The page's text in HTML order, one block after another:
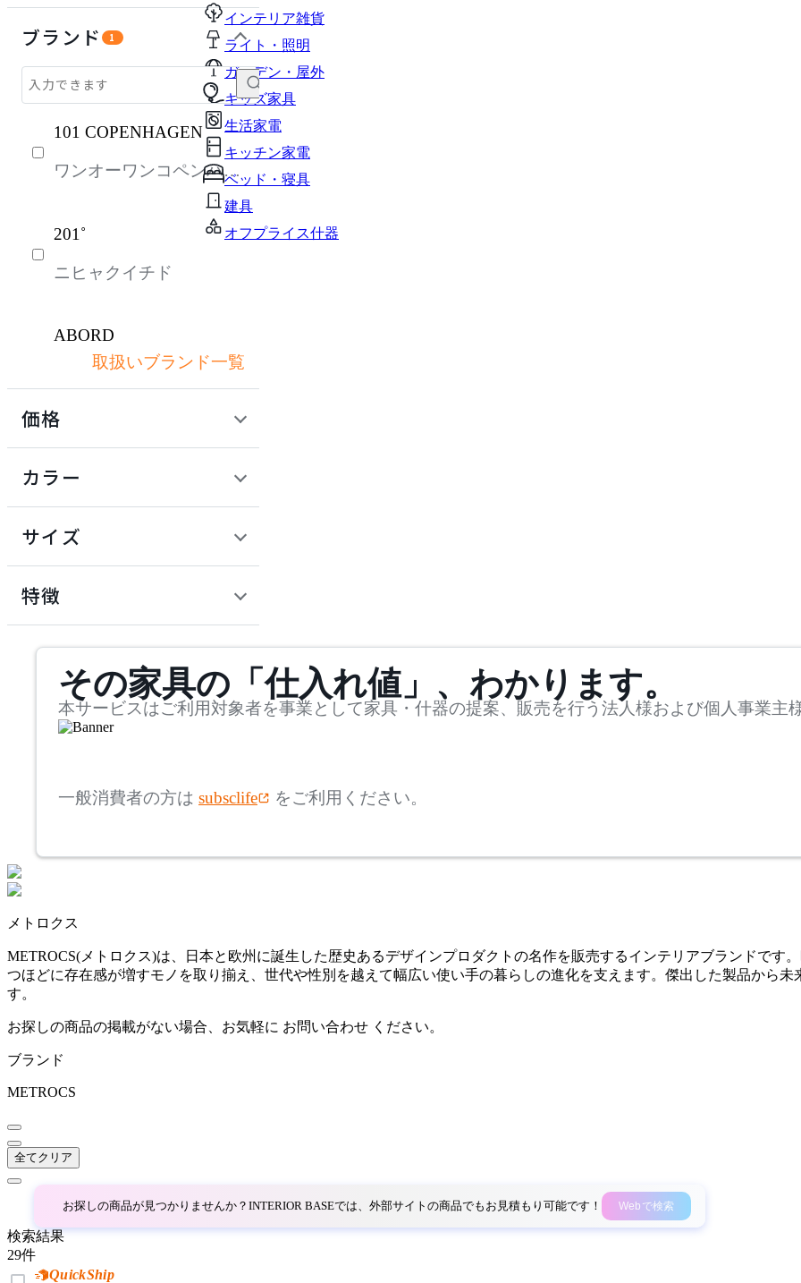
インテリア雑貨
ライト・照明
ガーデン・屋外
キッズ家具
生活家電
キッチン家電
ベッド・寝具
建具
オフプライス什器
収納家具
インテリア雑貨
オフィスアクセサリー・備品
ライト・照明
キッチン家電
オフプライス什器
ブランド 1
101 COPENHAGEN
ワンオーワンコペンハー
201˚
ニヒャクイチド
ABORD
アボール
アクメファニチャー
ADAL
アダルトータルインテリ
アコレクション
アイネクス
アルナ
Andreu World
アンドリューワールド
取扱いブランド一覧
価格
カラー
サイズ
mm
検索
~
~
mm
特徴
その家具の「仕入れ値」、わかります。
本サービスはご利用対象者を事業として家具・什器の提案、販売を行う法人様および個人事業主
一般消費者の方は subsclife をご利用ください。
メトロクス
METROCS(メトロクス)は、日本と欧州に誕生した歴史あるデザインプロダクトの名作を販売するインテリアブランドです
つほどに存在感が増すモノを取り揃え、世代や性別を越えて幅広い使い手の暮らしの進化を支えます。傑出した製品から
す。
お探しの商品の掲載がない場合、お気軽に お問い合わせ ください。
ブランド
METROCS
全てクリア
お探しの商品が見つかりませんか？INTERIOR BASEでは、外部サイトの商品でもお見積もり可能です！ Webで検索
検索結果
29件
QuickShip